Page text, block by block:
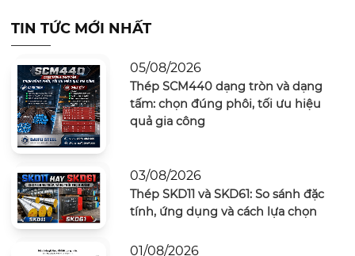
TIN TỨC MỚI NHẤT
05/08/2026
Thép SCM440 dạng tròn và dạng
tấm: chọn đúng phôi, tối ưu hiệu
quả gia công
03/08/2026
Thép SKD11 và SKD61: So sánh đặc
tính, ứng dụng và cách lựa chọn
01/08/2026